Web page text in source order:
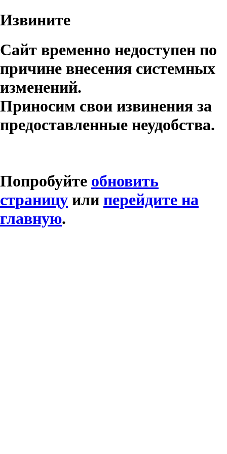
Извините
Сайт временно недоступен по
причине внесения системных
изменений.
Приносим свои извинения за
предоставленные неудобства.
Попробуйте обновить
страницу или перейдите на
главную.